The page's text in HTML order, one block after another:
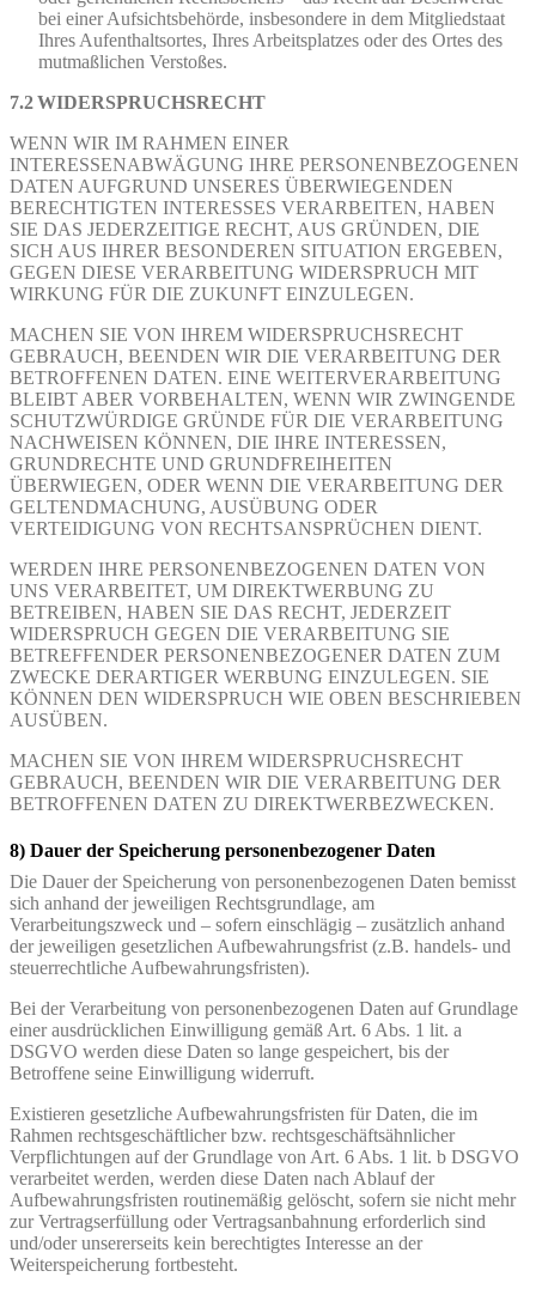
bei einer Aufsichtsbehörde, insbesondere in dem Mitgliedstaat
Ihres Aufenthaltsortes, Ihres Arbeitsplatzes oder des Ortes des
mutmaßlichen Verstoßes.
7.2 WIDERSPRUCHSRECHT
WENN WIR IM RAHMEN EINER
INTERESSENABWÄGUNG IHRE PERSONENBEZOGENEN
DATEN AUFGRUND UNSERES ÜBERWIEGENDEN
BERECHTIGTEN INTERESSES VERARBEITEN, HABEN
SIE DAS JEDERZEITIGE RECHT, AUS GRÜNDEN, DIE
SICH AUS IHRER BESONDEREN SITUATION ERGEBEN,
GEGEN DIESE VERARBEITUNG WIDERSPRUCH MIT
WIRKUNG FÜR DIE ZUKUNFT EINZULEGEN.
MACHEN SIE VON IHREM WIDERSPRUCHSRECHT
GEBRAUCH, BEENDEN WIR DIE VERARBEITUNG DER
BETROFFENEN DATEN. EINE WEITERVERARBEITUNG
BLEIBT ABER VORBEHALTEN, WENN WIR ZWINGENDE
SCHUTZWÜRDIGE GRÜNDE FÜR DIE VERARBEITUNG
NACHWEISEN KÖNNEN, DIE IHRE INTERESSEN,
GRUNDRECHTE UND GRUNDFREIHEITEN
ÜBERWIEGEN, ODER WENN DIE VERARBEITUNG DER
GELTENDMACHUNG, AUSÜBUNG ODER
VERTEIDIGUNG VON RECHTSANSPRÜCHEN DIENT.
WERDEN IHRE PERSONENBEZOGENEN DATEN VON
UNS VERARBEITET, UM DIREKTWERBUNG ZU
BETREIBEN, HABEN SIE DAS RECHT, JEDERZEIT
WIDERSPRUCH GEGEN DIE VERARBEITUNG SIE
BETREFFENDER PERSONENBEZOGENER DATEN ZUM
ZWECKE DERARTIGER WERBUNG EINZULEGEN. SIE
KÖNNEN DEN WIDERSPRUCH WIE OBEN BESCHRIEBEN
AUSÜBEN.
MACHEN SIE VON IHREM WIDERSPRUCHSRECHT
GEBRAUCH, BEENDEN WIR DIE VERARBEITUNG DER
BETROFFENEN DATEN ZU DIREKTWERBEZWECKEN.
8) Dauer der Speicherung personenbezogener Daten
Die Dauer der Speicherung von personenbezogenen Daten bemisst
sich anhand der jeweiligen Rechtsgrundlage, am
Verarbeitungszweck und – sofern einschlägig – zusätzlich anhand
der jeweiligen gesetzlichen Aufbewahrungsfrist (z.B. handels- und
steuerrechtliche Aufbewahrungsfristen).
Bei der Verarbeitung von personenbezogenen Daten auf Grundlage
einer ausdrücklichen Einwilligung gemäß Art. 6 Abs. 1 lit. a
DSGVO werden diese Daten so lange gespeichert, bis der
Betroffene seine Einwilligung widerruft.
Existieren gesetzliche Aufbewahrungsfristen für Daten, die im
Rahmen rechtsgeschäftlicher bzw. rechtsgeschäftsähnlicher
Verpflichtungen auf der Grundlage von Art. 6 Abs. 1 lit. b DSGVO
verarbeitet werden, werden diese Daten nach Ablauf der
Aufbewahrungsfristen routinemäßig gelöscht, sofern sie nicht mehr
zur Vertragserfüllung oder Vertragsanbahnung erforderlich sind
und/oder unsererseits kein berechtigtes Interesse an der
Weiterspeicherung fortbesteht.